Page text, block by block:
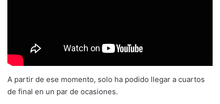
A partir de ese momento, solo ha podido llegar a cuartos
de final en un par de ocasiones.